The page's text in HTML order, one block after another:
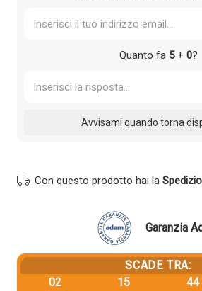
Quanto fa 5+ 0?
Con questo prodotto hai la
Garanzia
SCADE TRA:
02
15
44